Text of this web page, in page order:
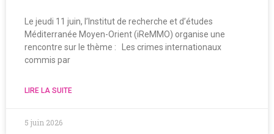
Le jeudi 11 juin, l’Institut de recherche et d’études
Méditerranée Moyen-Orient (iReMMO) organise une
rencontre sur le thème : Les crimes internationaux
commis par
LIRE LA SUITE
5 juin 2026